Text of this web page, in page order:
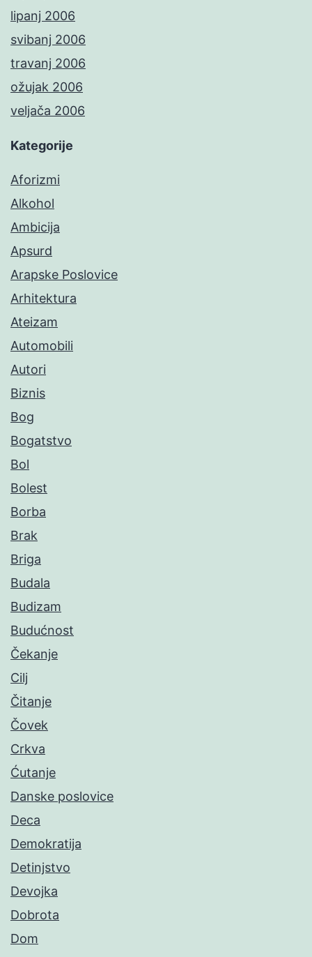
lipanj 2006
svibanj 2006
travanj 2006
ožujak 2006
veljača 2006
Kategorije
Aforizmi
Alkohol
Ambicija
Apsurd
Arapske Poslovice
Arhitektura
Ateizam
Automobili
Autori
Biznis
Bog
Bogatstvo
Bol
Bolest
Borba
Brak
Briga
Budala
Budizam
Budućnost
Čekanje
Cilj
Čitanje
Čovek
Crkva
Ćutanje
Danske poslovice
Deca
Demokratija
Detinjstvo
Devojka
Dobrota
Dom